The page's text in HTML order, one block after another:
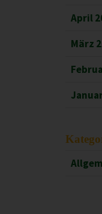
April
März